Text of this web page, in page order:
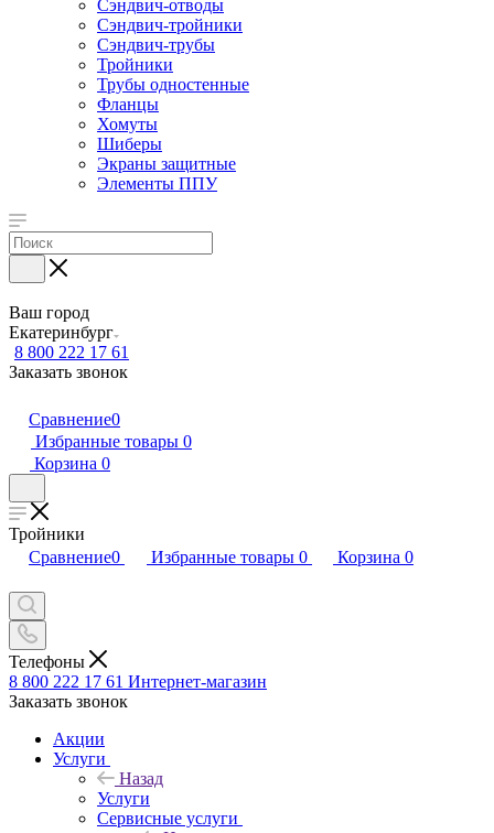
Сэндвич-отводы
Сэндвич-тройники
Сэндвич-трубы
Тройники
Трубы одностенные
Фланцы
Хомуты
Шиберы
Экраны защитные
Элементы ППУ
Ваш город
Екатеринбург
8 800 222 17 61
Заказать звонок
Сравнение0
Избранные товары 0
Корзина 0
Тройники
Сравнение0 Избранные товары 0 Корзина 0
Телефоны
8 800 222 17 61 Интернет-магазин
Заказать звонок
Акции
Услуги
Назад
Услуги
Сервисные услуги